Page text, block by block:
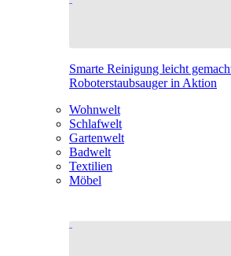
Smarte Reinigung leicht
Roboterstaubsauger in Aktion
Wohnwelt
Schlafwelt
Gartenwelt
Badwelt
Textilien
Möbel